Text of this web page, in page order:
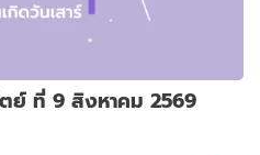
ย์ ที่ 9 สิงหาคม 2569